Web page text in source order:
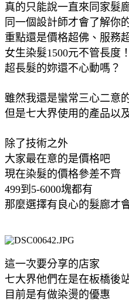
真的只能說一直來同家髮
同一個設計師才會了解你
重點還是價格超佛、服務
女生染髮1500元不管長度！
超長髮的妳還不心動嗎？
雖然我還是蠻常三心二意
但是七大界使用的產品以
除了技術之外
大家最在意的是價格吧
現在染髮的價格參差不齊
499到5-6000塊都有
那麼選擇有良心的髮廊才
這一次要分享的店家
七大界他們在是在板橋後
目前是有做染燙的優惠